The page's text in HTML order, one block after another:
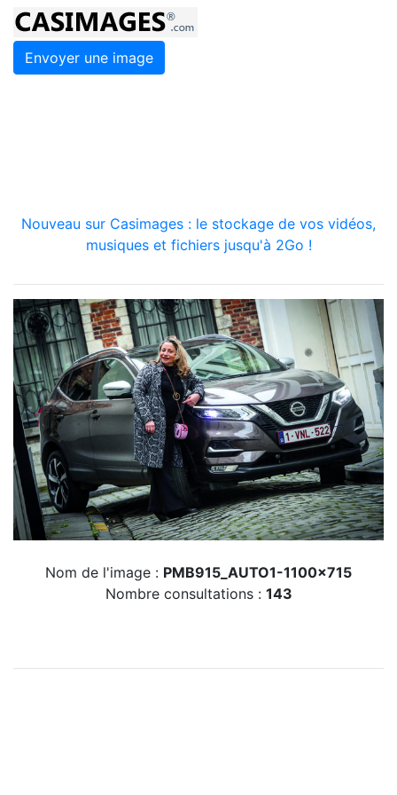
Envoyer une image
Nouveau sur Casimages : le stockage de vos vidéos,
musiques et fichiers jusqu'à 2Go !
Nom de l'image : PMB915_AUTO1-1100x715
Nombre consultations : 143